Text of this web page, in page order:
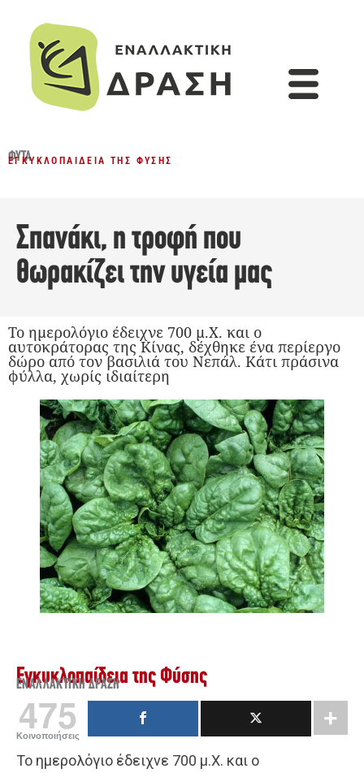
ΦΥΤΆ
ΕΓΚΥΚΛΟΠΑΊΔΕΙΑ ΤΗΣ ΦΎΣΗΣ
Σπανάκι, η τροφή που
θωρακίζει την υγεία μας
Το ημερολόγιο έδειχνε 700 μ.Χ. και ο
αυτοκράτορας της Κίνας, δέχθηκε ένα περίεργο
δώρο από τον βασιλιά του Νεπάλ. Κάτι πράσινα
φύλλα, χωρίς ιδιαίτερη
Εγκυκλοπαίδεια της Φύσης
ΕΝΑΛΛΑΚΤΙΚΉ ΔΡΆΣΗ
475
Κοινοποιήσεις
Το ημερολόγιο έδειχνε 700 μ.Χ. και ο